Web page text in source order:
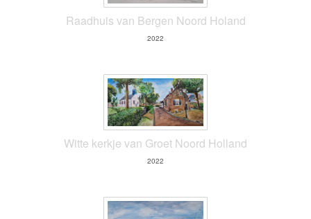
Raadhuis van Bergen Noord Holand
2022
Witte kerkje van Groet Noord Holland
2022